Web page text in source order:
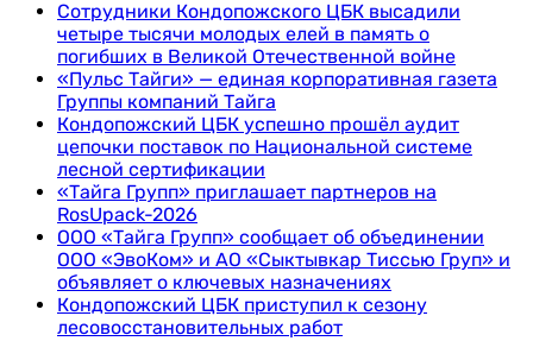
Сотрудники Кондопожского ЦБК высадили
четыре тысячи молодых елей в память о
погибших в Великой Отечественной войне
«Пульс Тайги» — единая корпоративная газета
Группы компаний Тайга
Кондопожский ЦБК успешно прошёл аудит
цепочки поставок по Национальной системе
лесной сертификации
«Тайга Групп» приглашает партнеров на
RosUpack-2026
ООО «Тайга Групп» сообщает об объединении
ООО «ЭвоКом» и АО «Сыктывкар Тиссью Груп» и
объявляет о ключевых назначениях
Кондопожский ЦБК приступил к сезону
лесовосстановительных работ